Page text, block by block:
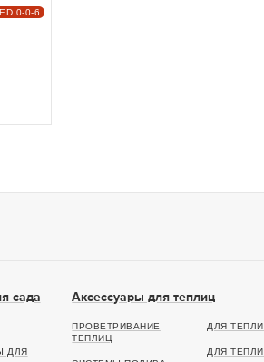
0-0-6
сада
ДЛЯ
Аксессуары для теплиц
ПРОВЕТРИВАНИЕ
ТЕПЛИЦ
ДЛЯ
ДЛЯ